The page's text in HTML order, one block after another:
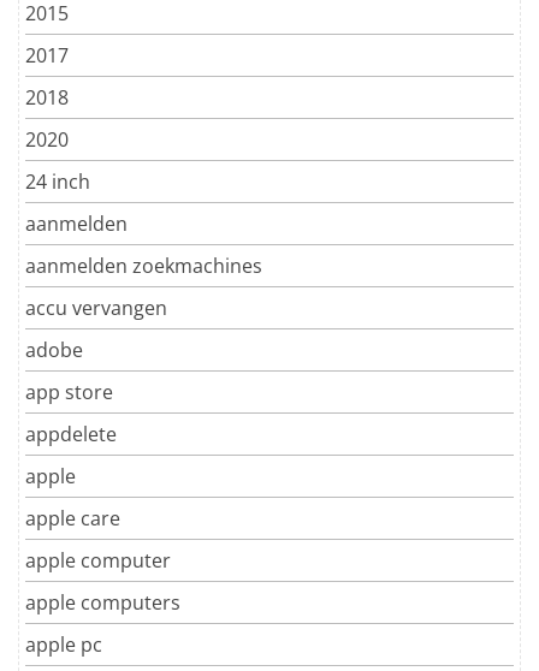
2015
2017
2018
2020
24 inch
aanmelden
aanmelden zoekmachines
accu vervangen
adobe
app store
appdelete
apple
apple care
apple computer
apple computers
apple pc